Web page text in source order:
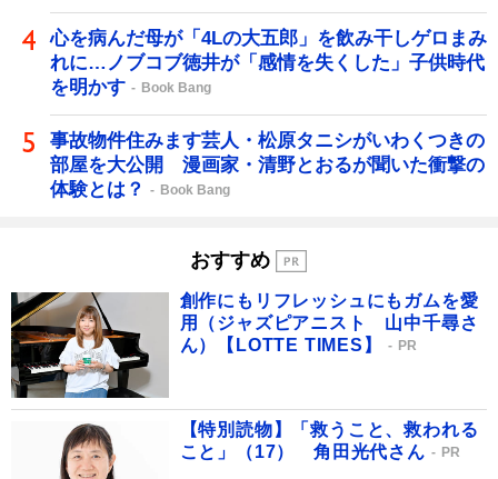
心を病んだ母が「4Lの大五郎」を飲み干しゲロまみ
れに…ノブコブ徳井が「感情を失くした」子供時代
を明かす
Book Bang
事故物件住みます芸人・松原タニシがいわくつきの
部屋を大公開 漫画家・清野とおるが聞いた衝撃の
体験とは？
Book Bang
おすすめ
創作にもリフレッシュにもガムを愛
用（ジャズピアニスト 山中千尋さ
ん）【LOTTE TIMES】
PR
【特別読物】「救うこと、救われる
こと」（17） 角田光代さん
PR